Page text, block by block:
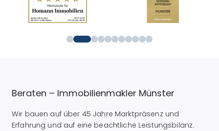
Beraten – Immobilienmakler Münster
Wir bauen auf über 45 Jahre Marktpräsenz und
Erfahrung und auf eine beachtliche Leistungsbilanz.